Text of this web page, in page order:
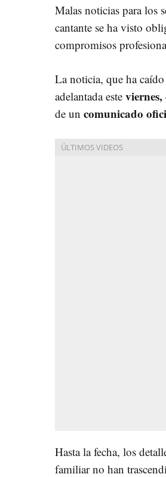
Malas noticias para los
cantante se ha visto
compromisos
La noticia, que ha
adelantada este
de un comunicado
Hasta la fecha, los
familiar no han